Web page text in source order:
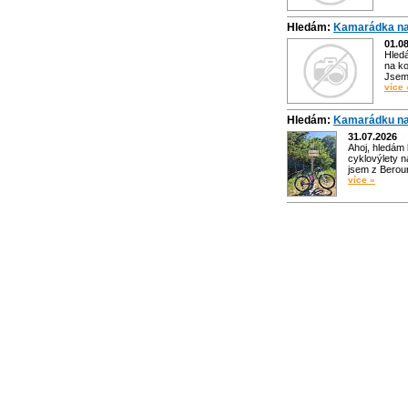
Hledám: Kamarádka
na
více
Hledám: Kamarádku
31.07.2026
Ahoj,
cyklovýlety
jsem z
více »